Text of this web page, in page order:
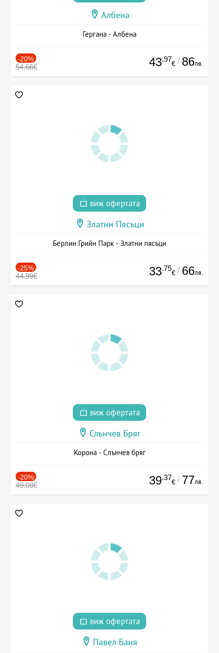
Албена
Гергана - Албена
-20%
54.66€ 43.97
€ / 86лв.
виж офертата
Златни Пясъци
Берлин Грийн Парк - Златни пясъци
-25%
44.99€ 33.75
€ / 66лв.
виж офертата
Слънчев Бряг
Корона - Слънчев бряг
-20%
49.08€ 39.37
€ / 77лв.
виж офертата
Павел Баня